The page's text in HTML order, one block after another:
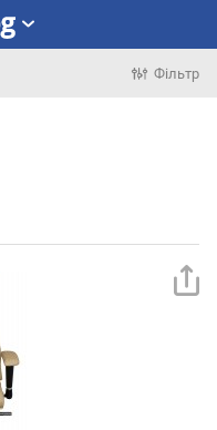
Фільтр